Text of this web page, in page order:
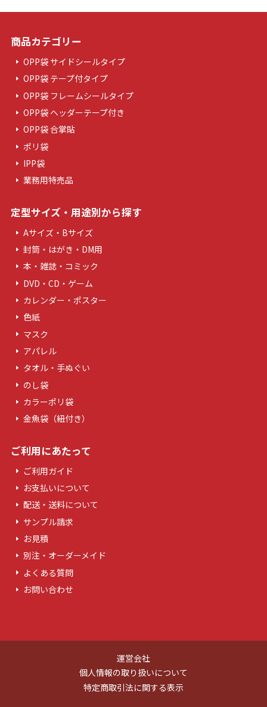
商品カテゴリー
OPP袋 サイドシールタイプ
OPP袋 テープ付タイプ
OPP袋 フレームシールタイプ
OPP袋 ヘッダーテープ付き
OPP袋 合掌貼
ポリ袋
IPP袋
業務用特売品
定型サイズ・用途別から探す
Aサイズ・Bサイズ
封筒・はがき・DM用
本・雑誌・コミック
DVD・CD・ゲーム
カレンダー・ポスター
色紙
マスク
アパレル
タオル・手ぬぐい
のし袋
カラーポリ袋
金魚袋（紐付き）
ご利用にあたって
ご利用ガイド
お支払いについて
配送・送料について
サンプル請求
お見積
別注・オーダーメイド
よくある質問
お問い合わせ
運営会社
個人情報の取り扱いについて
特定商取引法に関する表示